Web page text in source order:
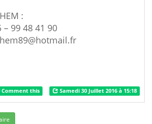
:
– 99 48 41 90
Comment this Samedi 30 Juillet 2016 à 15:18